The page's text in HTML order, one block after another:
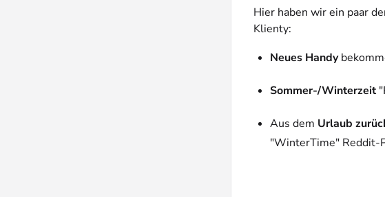
Hier haben wir ein paar
Klienty:
Neues Handy
Sommer-/Winterzeit
Aus dem Urlaub
"WinterTime" Reddit-